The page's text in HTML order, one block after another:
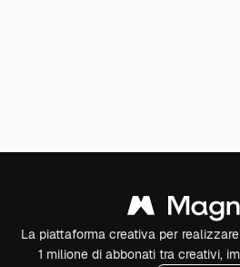
La piattaforma creativa per
1 milione di abbonati tra creativi,